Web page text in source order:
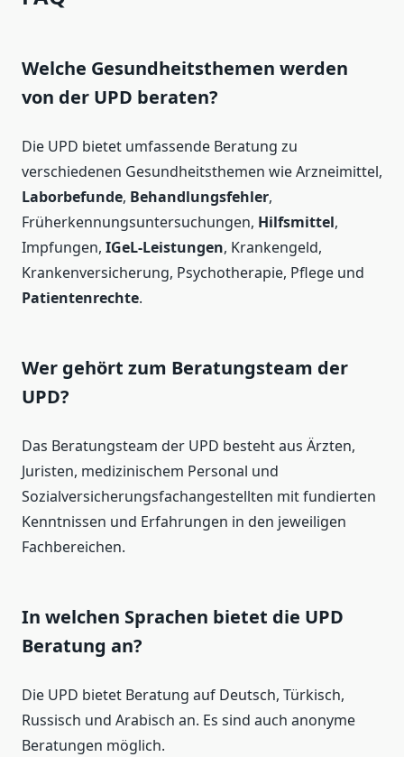
Welche Gesundheitsthemen werden
von der UPD beraten?
Die UPD bietet umfassende Beratung zu
verschiedenen Gesundheitsthemen wie Arzneimittel,
Laborbefunde, Behandlungsfehler,
Früherkennungsuntersuchungen, Hilfsmittel,
Impfungen, IGeL-Leistungen, Krankengeld,
Krankenversicherung, Psychotherapie, Pflege und
Patientenrechte.
Wer gehört zum Beratungsteam der
UPD?
Das Beratungsteam der UPD besteht aus Ärzten,
Juristen, medizinischem Personal und
Sozialversicherungsfachangestellten mit fundierten
Kenntnissen und Erfahrungen in den jeweiligen
Fachbereichen.
In welchen Sprachen bietet die UPD
Beratung an?
Die UPD bietet Beratung auf Deutsch, Türkisch,
Russisch und Arabisch an. Es sind auch anonyme
Beratungen möglich.